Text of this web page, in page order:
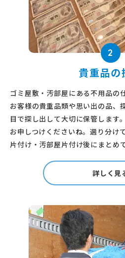
2
貴重品の
ゴミ屋敷・汚部屋にある不用品の
お客様の貴重品類や思い出の品、
目で探し出して大切に保管します
お申しつけくださいね。選り分け
片付け・汚部屋片付け後にまとめ
詳しく見